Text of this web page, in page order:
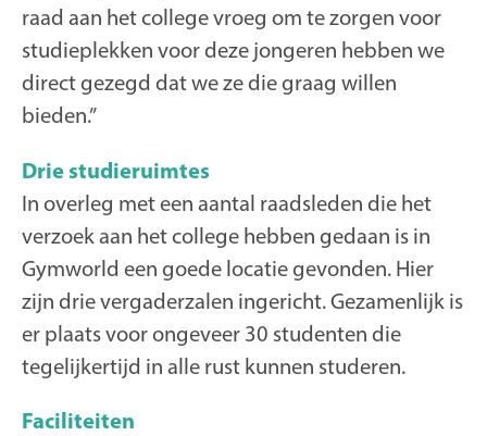
raad aan het college vroeg om te zorgen voor
studieplekken voor deze jongeren hebben we
direct gezegd dat we ze die graag willen
bieden.”
Drie studieruimtes
In overleg met een aantal raadsleden die het
verzoek aan het college hebben gedaan is in
Gymworld een goede locatie gevonden. Hier
zijn drie vergaderzalen ingericht. Gezamenlijk is
er plaats voor ongeveer 30 studenten die
tegelijkertijd in alle rust kunnen studeren.
Faciliteiten